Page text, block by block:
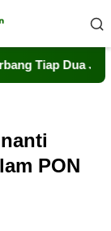
Dua Jam
PON